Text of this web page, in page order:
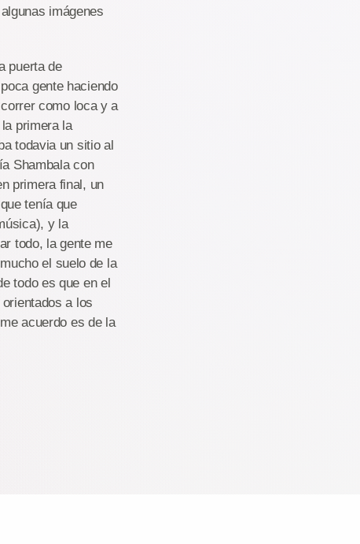
imágenes
puerta de
gente haciendo
como loca y a
primera la
todavia un sitio al
Shambala con
primera final, un
tenía que
y la
todo, la gente me
el suelo de la
todo es que en el
a los
acuerdo es de la